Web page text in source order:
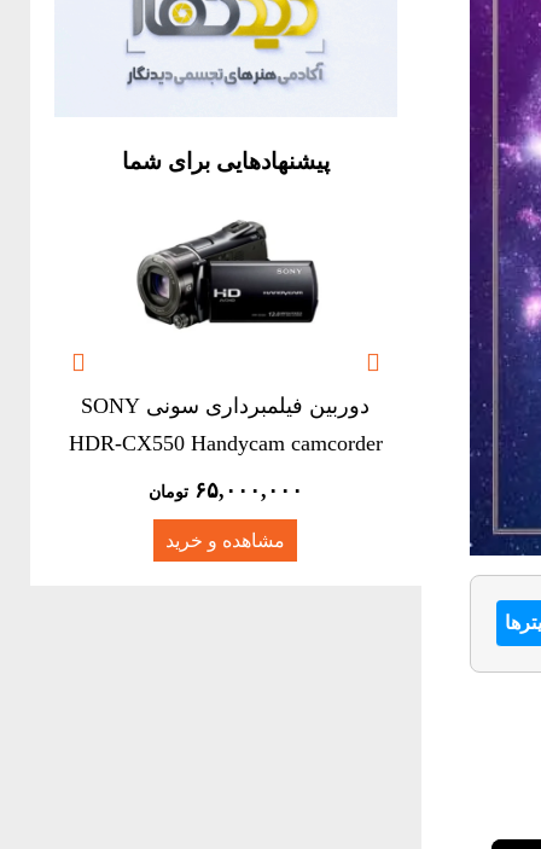
پیشنهادهایی برای شما
دوربین فیلمبرداری سونی SONY
HDR-CX550 Handycam camcorder
۶۵,۰۰۰,۰۰۰ تومان
مشاهده و خرید
 